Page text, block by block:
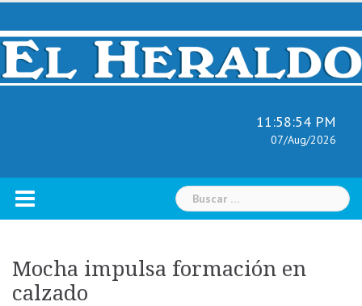
Skip
content
11:58:55 PM
07/Aug/2026
Buscar:
Mocha impulsa formación en
calzado